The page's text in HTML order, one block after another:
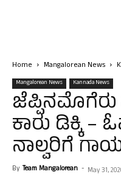
Home Mangalorean News
Mangalorean News Kannada News
ಕಾರು ಡಿಕ್ಕಿ –
ನಾಲ್ವರಿಗೆ
By Team Mangalorean - May 31,